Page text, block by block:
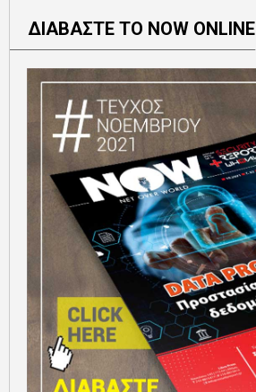
ΔΙΑΒΑΣΤΕ ΤΟ NOW ONLINE